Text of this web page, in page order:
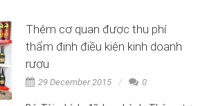
Thêm cơ quan được thu phí
thẩm định điều kiện kinh doanh
rượu
29 December 2015 0